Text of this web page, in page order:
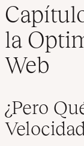
la
Web
¿Pero